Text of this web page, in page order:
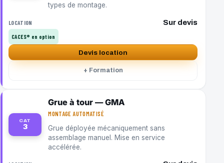
types de montage.
LOCATION Sur devis
CACES® en option
Devis location
+ Formation
CAT
3
Grue à tour — GMA
MONTAGE AUTOMATISÉ
Grue déployée mécaniquement sans
assemblage manuel. Mise en service
accélérée.